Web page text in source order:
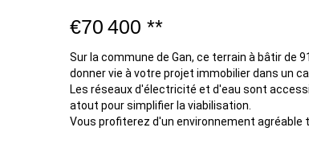
€70 400 **
Sur la commune de Gan, ce terrain à bâtir de
donner vie à votre projet immobilier dans un
Les réseaux d'électricité et d'eau sont
atout pour simplifier la viabilisation.
Vous profiterez d'un environnement agréable